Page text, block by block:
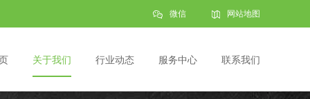
微信 网站地图
关于我们 行业动态 服务中心 联系我们